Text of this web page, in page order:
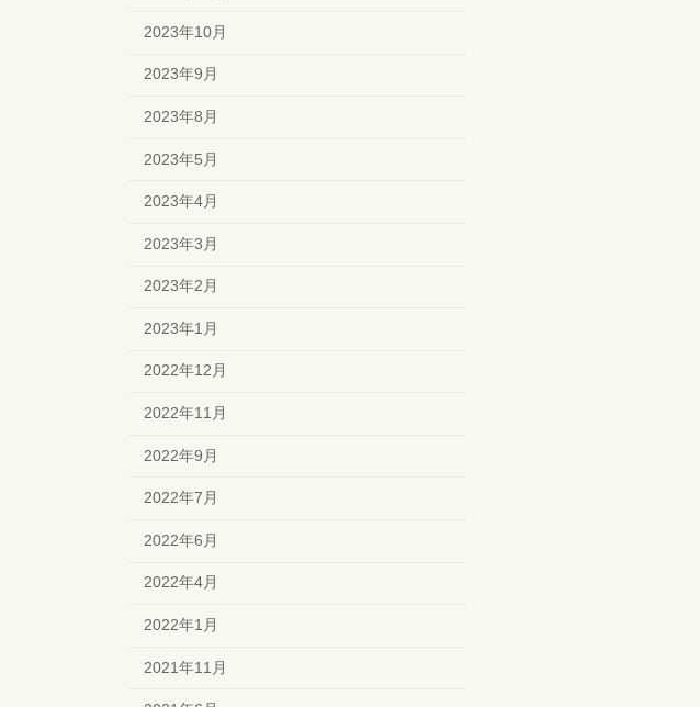
2023年10月
2023年9月
2023年8月
2023年5月
2023年4月
2023年3月
2023年2月
2023年1月
2022年12月
2022年11月
2022年9月
2022年7月
2022年6月
2022年4月
2022年1月
2021年11月